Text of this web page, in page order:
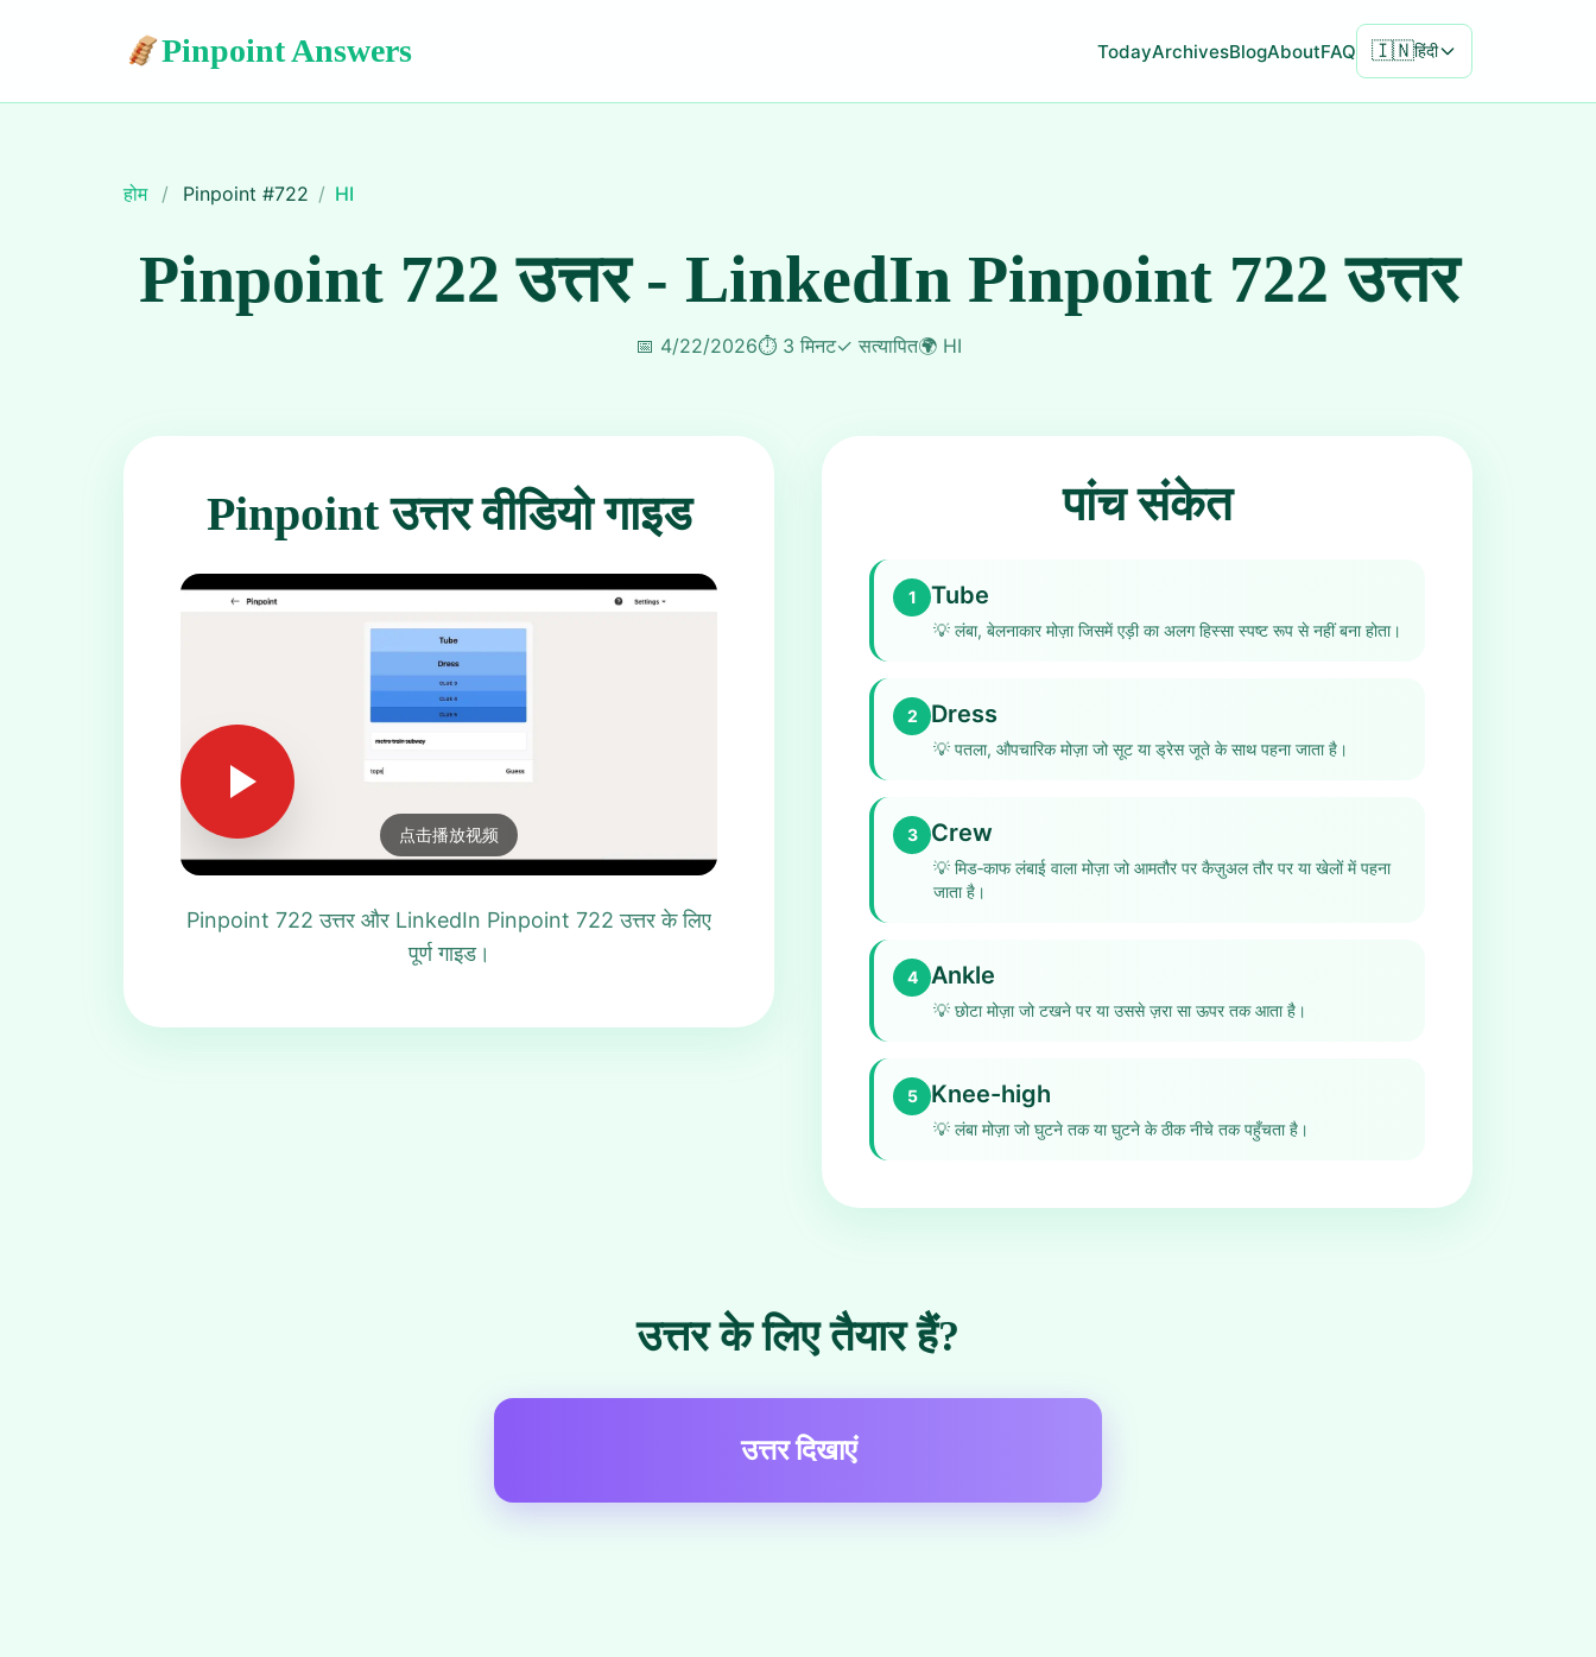
Pinpoint Answers TodayArchivesBlogAboutFAQ 🇮🇳हिंदी
होम / Pinpoint #722 / HI
Pinpoint 722 उत्तर - LinkedIn Pinpoint 722 उत्तर
📅 4/22/2026⏱️ 3 मिनट✓सत्यापित🌍 HI
Pinpoint उत्तर वीडियो गाइड
点击播放视频
Pinpoint 722 उत्तर और LinkedIn Pinpoint 722 उत्तर के लिए
पूर्ण गाइड।
पांच संकेत
1 Tube
💡 लंबा, बेलनाकार मोज़ा जिसमें एड़ी का अलग हिस्सा स्पष्ट रूप से नहीं बना होता।
2 Dress
💡 पतला, औपचारिक मोज़ा जो सूट या ड्रेस जूते के साथ पहना जाता है।
3 Crew
💡 मिड‑काफ लंबाई वाला मोज़ा जो आमतौर पर कैज़ुअल तौर पर या खेलों में पहना
जाता है।
4 Ankle
💡 छोटा मोज़ा जो टखने पर या उससे ज़रा सा ऊपर तक आता है।
5 Knee-high
💡 लंबा मोज़ा जो घुटने तक या घुटने के ठीक नीचे तक पहुँचता है।
उत्तर के लिए तैयार हैं?
उत्तर दिखाएं